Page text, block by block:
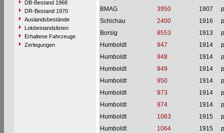
DB-Bestand 1968
DR-Bestand 1970
Auslandsbestände
Lokbestandslisten
Erhaltene Fahrzeuge
Zerlegungen
BMAG
3950 1907
Schichau
2400 1916
Borsig
8553 1913
Humboldt
947 1914
Humboldt
948 1914
Humboldt
949 1914
Humboldt
950 1914
Humboldt
973 1914
Humboldt
974 1914
Humboldt
1063 1915
Humboldt
1064 1915